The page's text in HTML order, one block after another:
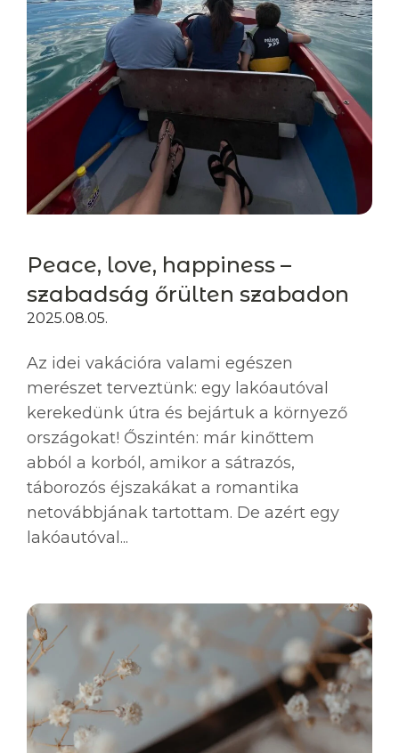
Peace, love, happiness –
szabadság őrülten szabadon
2025.08.05.
Az idei vakációra valami egészen
merészet terveztünk: egy lakóautóval
kerekedünk útra és bejártuk a környező
országokat! Őszintén: már kinőttem
abból a korból, amikor a sátrazós,
táborozós éjszakákat a romantika
netovábbjának tartottam. De azért egy
lakóautóval...